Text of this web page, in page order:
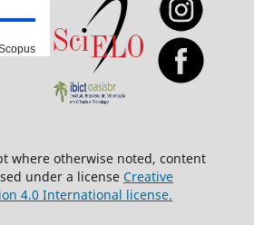
where otherwise noted, content
under a license Creative
4.0 International license.